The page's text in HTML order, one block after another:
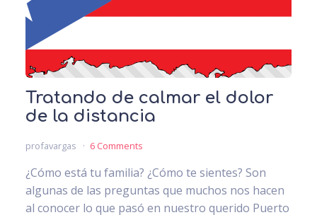
Tratando de calmar el dolor
de la distancia
profavargas 6 Comments
¿Cómo está tu familia? ¿Cómo te sientes? Son
algunas de las preguntas que muchos nos hacen
al conocer lo que pasó en nuestro querido Puerto